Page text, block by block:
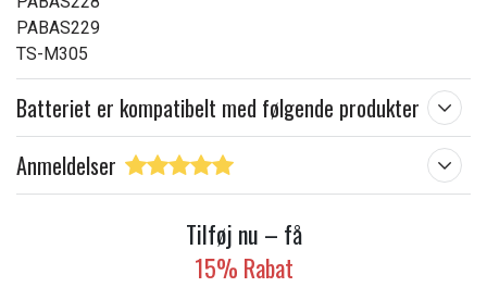
PABAS229
TS-M305
Batteriet er kompatibelt med følgende produkter
Anmeldelser
Tilføj nu – få
15% Rabat